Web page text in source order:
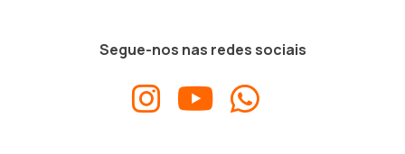
Segue-nos nas redes sociais